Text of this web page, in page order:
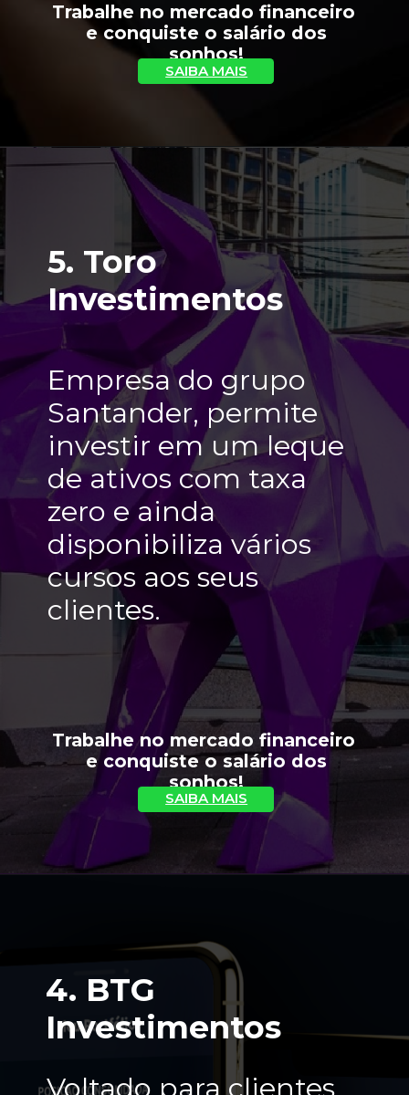
Trabalhe no mercado financeiro
e conquiste o salário dos
sonhos!
SAIBA MAIS
Empresa do grupo
Santander, permite
investir em um leque
de ativos com taxa
zero e ainda
disponibiliza vários
cursos aos seus
clientes.
5. Toro
Investimentos
Trabalhe no mercado financeiro
e conquiste o salário dos
sonhos!
SAIBA MAIS
4. BTG
Investimentos